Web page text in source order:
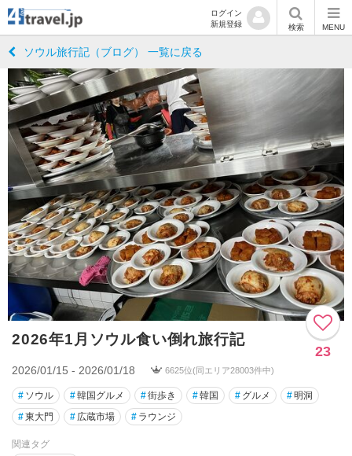
ログイン
新規登録
検索 MENU
ソウル旅行記（ブログ） 一覧に戻る
2026年1月ソウル食い倒れ旅行記
23
2026/01/15 - 2026/01/18 6625位(同エリア28003件中)
# ソウル #韓国グルメ #街歩き #韓国 # グルメ #明洞
#東大門 # 広蔵市場 # ラウンジ
関連タグ